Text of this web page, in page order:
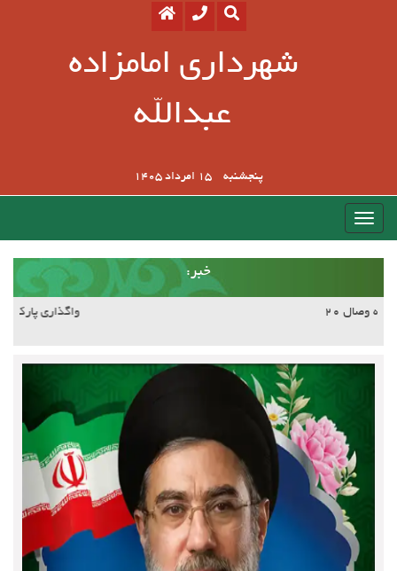
شهرداری امامزاده
عبدالله
پنجشنبه 15 امرداد 1405
:خبر
آسفالت کوچه وصال ۲۰